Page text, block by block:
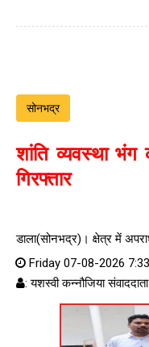
सोनभद्र
शांति व्यवस्था भंग
गिरफ्तार
डाला(सोनभद्र)। क्षेत्र में
Friday 07-08-2026
: यशस्वी कन्नौजिया संवाददाता